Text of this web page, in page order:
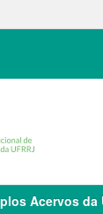
Acervos da